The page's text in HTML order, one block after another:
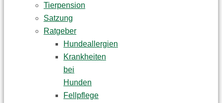
Tierpension
Satzung
Ratgeber
Hundeallergien
Krankheiten
bei
Hunden
Fellpflege